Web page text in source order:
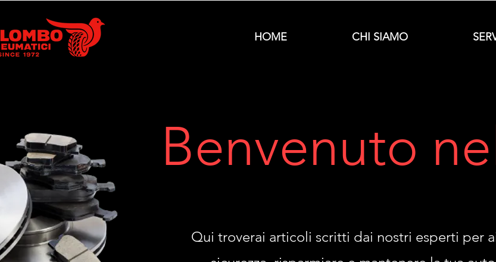
HOME CHI SIAMO
Benvenuto
Qui troverai articoli scritti dai nostri esperti per